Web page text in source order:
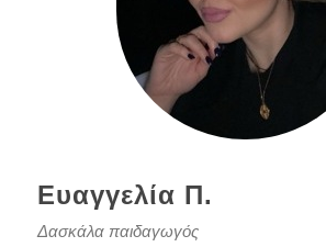
Ευαγγελία Παππά
Ευαγγελία Π.
Δασκάλα παιδαγωγός